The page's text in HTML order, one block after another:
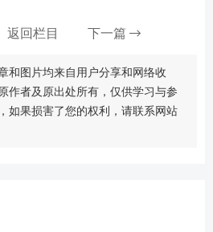
返回栏目 下一篇
和图片均来自用户分享和网络收
作者及原出处所有，仅供学习与参
如果损害了您的权利，请联系网站